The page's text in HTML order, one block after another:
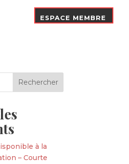
ESPACE MEMBRE
à la
– Courte